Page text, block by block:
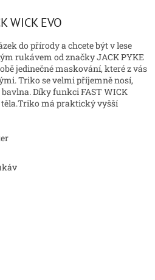
WICK EVO
do přírody a chcete být v lese
rukávem od značky JACK PYKE
jedinečné maskování, které z vás
Triko se velmi příjemně nosí,
Díky funkci FAST WICK
má praktický vyšší